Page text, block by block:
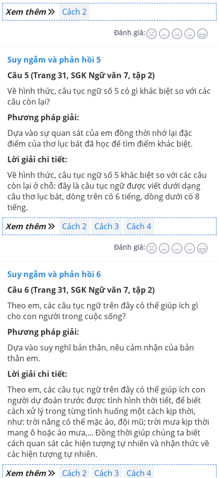
Xem thêm
Cách 2
Đánh giá:
Suy ngẫm và phản hồi 5
Câu 5 (Trang 31, SGK Ngữ văn 7, tập 2)
Về hình thức, câu tục ngữ số 5 có gì khác biệt so với các
câu còn lại?
Phương pháp giải:
Dựa vào sự quan sát của em đồng thời nhớ lại đặc
điểm của thơ lục bát đã học để tìm điểm khác biệt.
Lời giải chi tiết:
Về hình thức, câu tục ngữ số 5 khác biệt so với các câu
còn lại ở chỗ: đây là câu tục ngữ được viết dưới dạng
câu thơ lục bát, dòng trên có 6 tiếng, dòng dưới có 8
tiếng.
Xem thêm
Cách 2 Cách 3 Cách 4
Đánh giá:
Suy ngẫm và phản hồi 6
Câu 6 (Trang 31, SGK Ngữ văn 7, tập 2)
Theo em, các câu tục ngữ trên đây có thể giúp ích gì
cho con người trong cuộc sống?
Phương pháp giải:
Dựa vào suy nghĩ bản thân, nêu cảm nhận của bản
thân em.
Lời giải chi tiết:
Theo em, các câu tục ngữ trên đây có thể giúp ích con
người dự đoán trước được tình hình thời tiết, để biết
cách xử lý trong từng tình huống một cách kịp thời,
như: trời nắng có thể mặc áo, đội mũ; trời mưa kịp thời
mang ô hoặc áo mưa,... Đồng thời giúp chúng ta biết
cách quan sát các hiện tượng tự nhiên và nhận thức về
các hiện tượng tự nhiên.
Xem thêm
Cách 2 Cách 3 Cách 4